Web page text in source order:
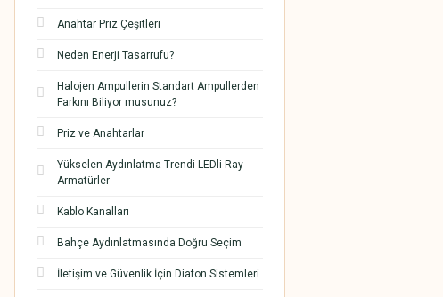
Anahtar Priz Çeşitleri
Neden Enerji Tasarrufu?
Halojen Ampullerin Standart Ampullerden
Farkını Biliyor musunuz?
Priz ve Anahtarlar
Yükselen Aydınlatma Trendi LEDli Ray
Armatürler
Kablo Kanalları
Bahçe Aydınlatmasında Doğru Seçim
İletişim ve Güvenlik İçin Diafon Sistemleri